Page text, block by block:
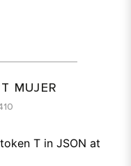
MUJER
T in JSON at